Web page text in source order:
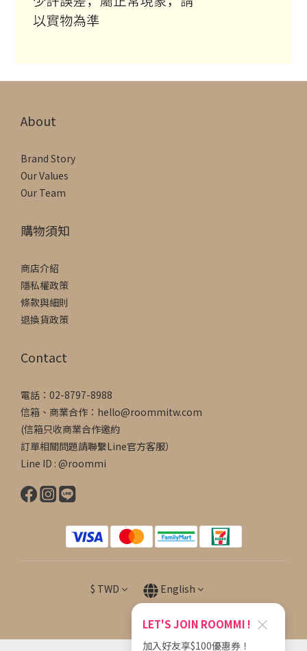
About
Brand Story
Our Values
Our Team
購物須知
商店介紹
隱私權政策
條款與細則
退換貨政策
Contact
電話：02-8797-8988
信箱、商業合作：hello@roommitw.com
(信箱只收商業合作邀約
訂單相關問題請聯繫Line官方客服）
Line ID : @roommi
$ TWD English
LET'S JOIN ROOMMI ! ×
加入好友享$100優惠券！